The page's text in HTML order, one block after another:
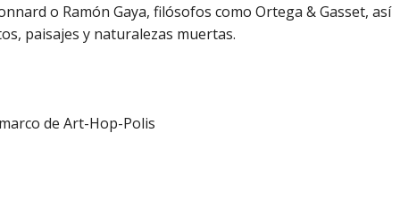
o Ramón Gaya, filósofos como Ortega & Gasset, así
paisajes y naturalezas muertas.
de Art-Hop-Polis